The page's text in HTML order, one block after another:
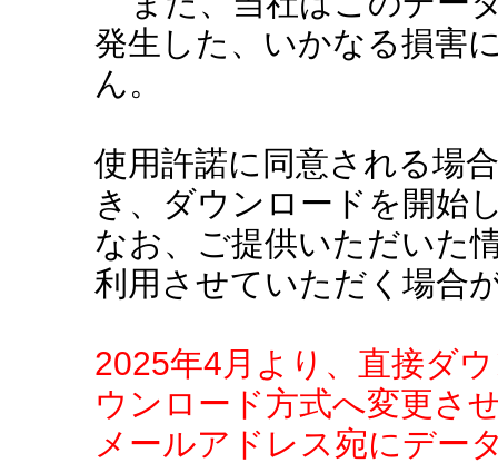
発生した、いかなる損害
ん。
使用許諾に同意される場
き、ダウンロードを開始
なお、ご提供いただいた
利用させていただく場合
2025年4月より、直接ダ
ウンロード方式へ変更さ
メールアドレス宛にデー